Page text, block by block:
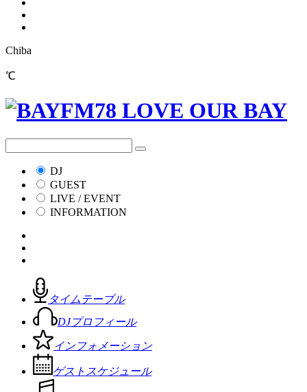
Chiba
℃
DJ
GUEST
LIVE / EVENT
INFORMATION
タイムテーブル
DJプロフィール
インフォメーション
ゲストスケジュール